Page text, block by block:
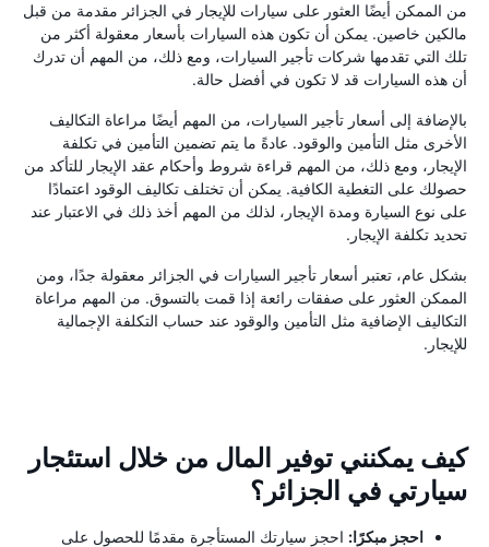
من الممكن أيضًا العثور على سيارات للإيجار في الجزائر مقدمة من قبل
مالكين خاصين. يمكن أن تكون هذه السيارات بأسعار معقولة أكثر من
تلك التي تقدمها شركات تأجير السيارات، ومع ذلك، من المهم أن تدرك
أن هذه السيارات قد لا تكون في أفضل حالة.
بالإضافة إلى أسعار تأجير السيارات، من المهم أيضًا مراعاة التكاليف
الأخرى مثل التأمين والوقود. عادةً ما يتم تضمين التأمين في تكلفة
الإيجار، ومع ذلك، من المهم قراءة شروط وأحكام عقد الإيجار للتأكد من
حصولك على التغطية الكافية. يمكن أن تختلف تكاليف الوقود اعتمادًا
على نوع السيارة ومدة الإيجار، لذلك من المهم أخذ ذلك في الاعتبار عند
تحديد تكلفة الإيجار.
بشكل عام، تعتبر أسعار تأجير السيارات في الجزائر معقولة جدًا، ومن
الممكن العثور على صفقات رائعة إذا قمت بالتسوق. من المهم مراعاة
التكاليف الإضافية مثل التأمين والوقود عند حساب التكلفة الإجمالية
للإيجار.
كيف يمكنني توفير المال من خلال استئجار
سيارتي في الجزائر؟
احجز مبكرًا: احجز سيارتك المستأجرة مقدمًا للحصول على